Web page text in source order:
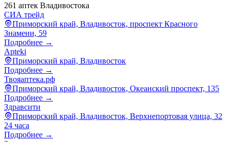
261 аптек Владивостока
СИА трейд
Приморский край, Владивосток, проспект Красного
Знамени, 59
Подробнее →
Apteki
Приморский край, Владивосток
Подробнее →
Твояаптека.рф
Приморский край, Владивосток, Океанский проспект, 135
Подробнее →
Здравсити
Приморский край, Владивосток, Верхнепортовая улица, 32
24 часа
Подробнее →